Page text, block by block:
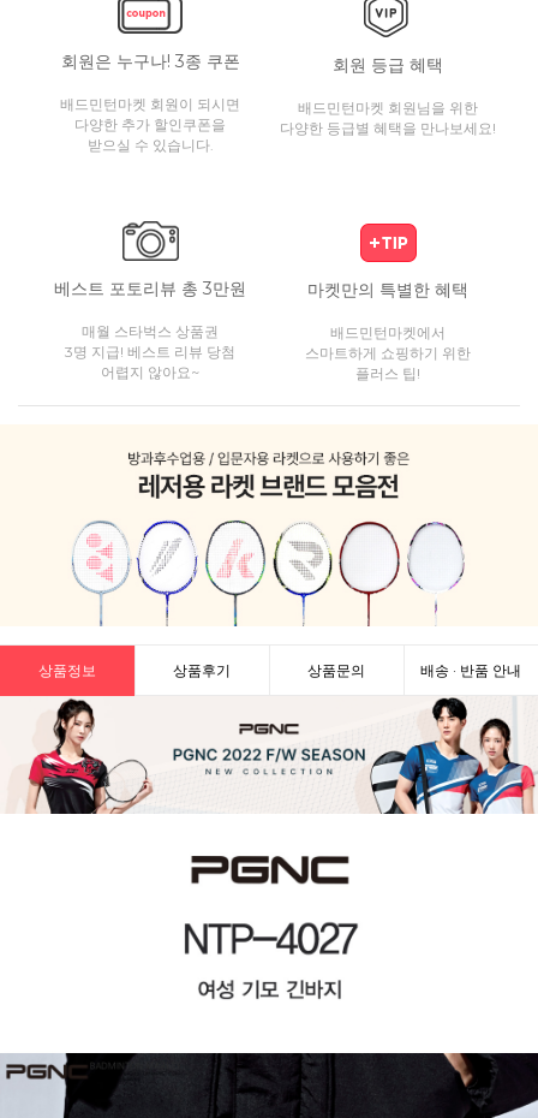
회원은 누구나! 3종 쿠폰
배드민턴마켓 회원이 되시면
다양한 추가 할인쿠폰을
받으실 수 있습니다.
회원 등급 혜택
배드민턴마켓 회원님을 위한
다양한 등급별 혜택을 만나보세요!
베스트 포토리뷰 총 3만원
매월 스타벅스 상품권
3명 지급! 베스트 리뷰 당첨
어렵지 않아요~
마켓만의 특별한 혜택
배드민턴마켓에서
스마트하게 쇼핑하기 위한
플러스 팁!
상품정보 상품후기 상품문의 배송 · 반품 안내